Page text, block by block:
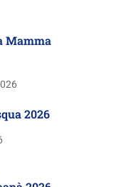
Mamma
2026